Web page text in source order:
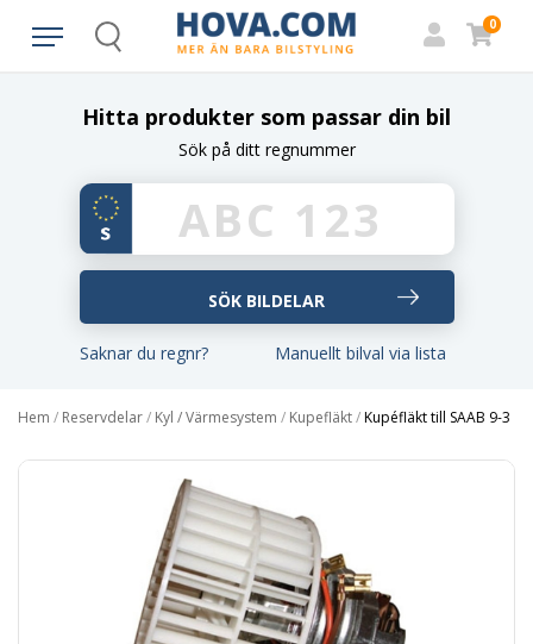
Search
0
Hitta produkter som passar din bil
Sök på ditt regnummer
Saknar du regnr? Manuellt bilval via lista
Hem / Reservdelar/ Kyl / Värmesystem / Kupefläkt/Kupéfläkt till SAAB 9-3